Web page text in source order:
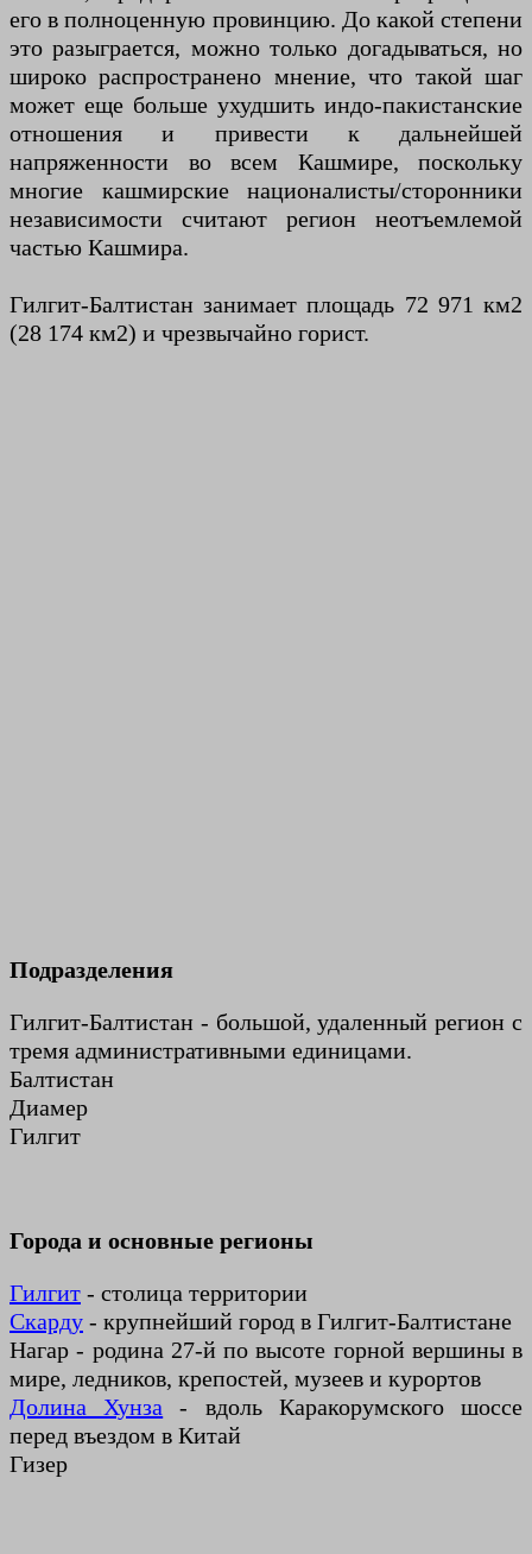
его в полноценную провинцию. До какой степени
это разыграется, можно только догадываться, но
широко распространено мнение, что такой шаг
может еще больше ухудшить индо-пакистанские
отношения и привести к дальнейшей
напряженности во всем Кашмире, поскольку
многие кашмирские националисты/сторонники
независимости считают регион неотъемлемой
частью Кашмира.
Гилгит-Балтистан занимает площадь 72 971 км2
(28 174 км2) и чрезвычайно горист.
Подразделения
Гилгит-Балтистан - большой, удаленный регион с
тремя административными единицами.
Балтистан
Диамер
Гилгит
Города и основные регионы
Гилгит - столица территории
Скарду - крупнейший город в Гилгит-Балтистане
Нагар - родина 27-й по высоте горной вершины в
мире, ледников, крепостей, музеев и курортов
Долина Хунза - вдоль Каракорумского шоссе
перед въездом в Китай
Гизер